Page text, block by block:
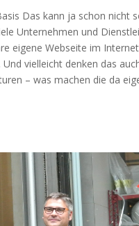
Das kann ja schon nicht
Unternehmen und
eigene Webseite im Internet
vielleicht denken das
– was machen die da